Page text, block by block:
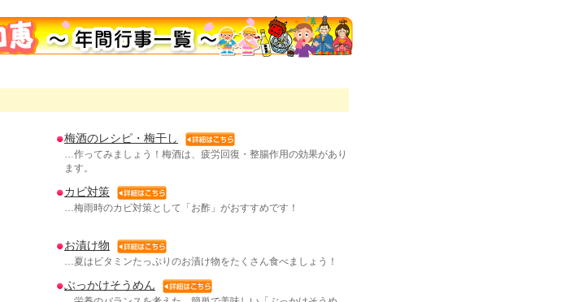
梅酒のレシピ・梅干し
…作ってみましょう！梅酒は、疲労回復・整腸作用の効果があり
ます。
カビ対策
…梅雨時のカビ対策として「お酢」がおすすめです！
お漬け物
…夏はビタミンたっぷりのお漬け物をたくさん食べましょう！
ぶっかけそうめん